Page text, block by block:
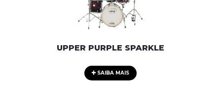
UPPER PURPLE SPARKLE
SAIBA MAIS